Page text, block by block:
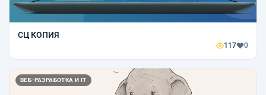
CЦ КОПИЯ
117 0
ВЕБ-РАЗРАБОТКА И IT